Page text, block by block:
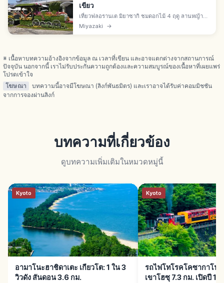
เขียว
เที่ยวฟลอรานเต มิยาซากิ ชมดอกไม้ 4 ฤดู ลานหญ้า
สวนตัวอย่าง และอีเวนต์ตามฤดู พร้อมทริคเช็กช่วง
ดอกไม้บานและวางแผนเดินเล่นก่อนไป
Miyazaki →
※ เนื้อหาบทความอ้างอิงจากข้อมูล ณ เวลาที่เขียน และอาจแตกต่างจากสถานการณ์
ปัจจุบัน นอกจากนี้ เราไม่รับประกันความถูกต้องและความสมบูรณ์ของเนื้อหาที่เผยแพร่
โปรดเข้าใจ
โฆษณา
บทความนี้อาจมีโฆษณา (ลิงก์พันธมิตร) และเราอาจได้รับค่าคอมมิชชัน
จากการจองผ่านลิงก์
บทความที่เกี่ยวข้อง
ดูบทความเพิ่มเติมในหมวดหมู่นี้
Kyoto
อามาโนะฮาชิดาเตะ เกียวโต: 1 ใน 3
วิวดัง สันดอน 3.6 กม.
Kyoto
รถไฟโทโรคโคซากาโนะ
เขาโฮซุ 7.3 กม. เปิดปี